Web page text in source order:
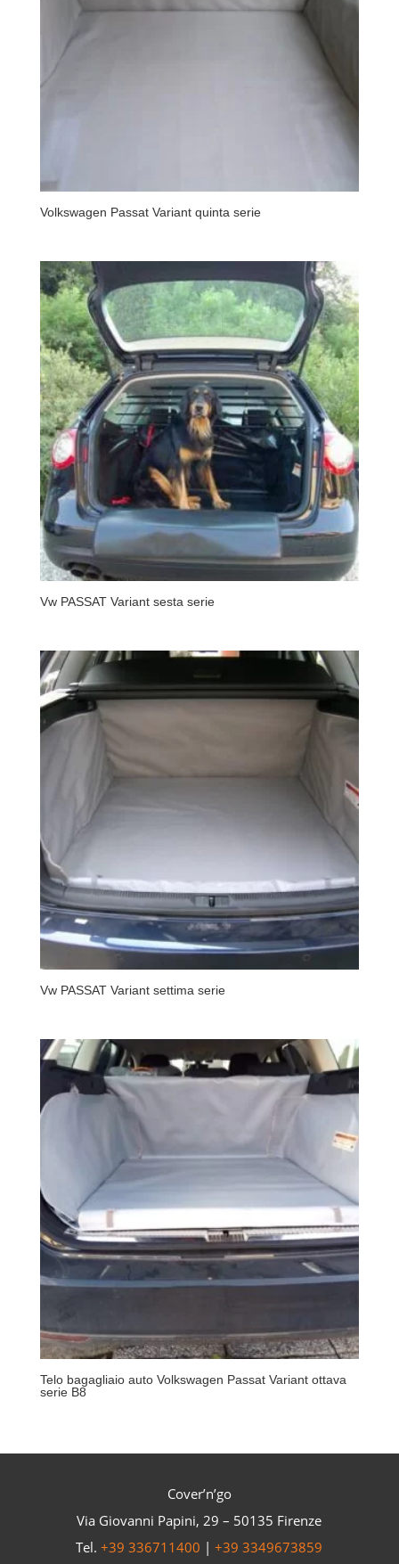
Volkswagen Passat Variant quinta serie
Vw PASSAT Variant sesta serie
Vw PASSAT Variant settima serie
Telo bagagliaio auto Volkswagen Passat Variant ottava
serie B8
Cover’n’go
Via Giovanni Papini, 29 – 50135 Firenze
Tel.+39 336711400 |+39 3349673859